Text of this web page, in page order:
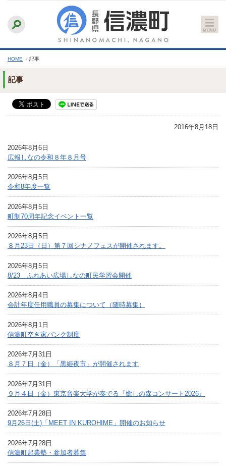
文
へ
ふりがなをつける
文字サイズ
縮小 標準 拡大
HOME › 記事
記事
2016年8月18日
2026年8月6日
広報しなの令和８年８月号
2026年8月5日
令和8年度一覧
2026年8月5日
町制70周年記念イベント一覧
2026年8月5日
８月23日（日）第７回シナノフェスが開催されます。
2026年8月5日
8/23 ふれあい広場しなの町民学習会開催
2026年8月4日
会計年度任用職員の募集について（随時募集）
2026年8月1日
信濃町空き家バンク制度
2026年7月31日
８月７日（金）「黒姫夜市」が開催されます
2026年7月31日
９月４日（金）東京音楽大学が奏でる『癒しの森コンサート2026』
2026年7月28日
9月26日(土)「MEET IN KUROHIME」開催のお知らせ
2026年7月28日
信濃町起業塾・参加者募集